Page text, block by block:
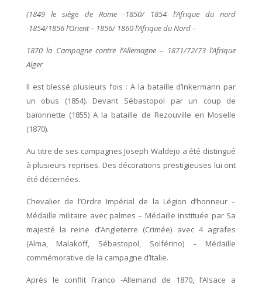
(1849 le siège de Rome -1850/ 1854 l’Afrique du nord
-1854/1856 l’Orient – 1856/ 1860 l’Afrique du Nord –
1870 la Campagne contre l’Allemagne – 1871/72/73 l’Afrique
Alger
Il est blessé plusieurs fois : A la bataille d’Inkermann par
un obus (1854). Devant Sébastopol par un coup de
baïonnette (1855) A la bataille de Rezouville en Moselle
(1870).
Au titre de ses campagnes Joseph Waldejo a été distingué
à plusieurs reprises. Des décorations prestigieuses lui ont
été décernées.
Chevalier de l’Ordre Impérial de la Légion d’honneur –
Médaille militaire avec palmes – Médaille instituée par Sa
majesté la reine d’Angleterre (Crimée) avec 4 agrafes
(Alma, Malakoff, Sébastopol, Solférino) – Médaille
commémorative de la campagne d’Italie.
Après le conflit Franco -Allemand de 1870, l’Alsace a